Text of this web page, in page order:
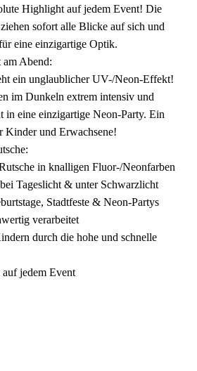
Highlight auf jedem Event! Die
sofort alle Blicke auf sich und
eine einzigartige Optik.
am Abend:
ein unglaublicher UV-/Neon-Effekt!
im Dunkeln extrem intensiv und
in eine einzigartige Neon-Party. Ein
Kinder und Erwachsene!
in knalligen Fluor-/Neonfarben
Tageslicht & unter Schwarzlicht
Stadtfeste & Neon-Partys
verarbeitet
durch die hohe und schnelle
jedem Event